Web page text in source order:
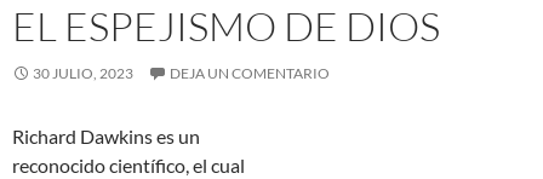
EL ESPEJISMO DE DIOS
30 JULIO, 2023 DEJA UN COMENTARIO
Richard Dawkins es un
reconocido científico, el cual